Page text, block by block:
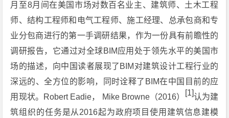
月至8月间在美国市场对数百名业主、建筑师、土木工程
师、结构工程师和电气工程师、施工经理、总承包商和专
业分包商进行的第一手调研结果，作为一份具有前瞻性的
调研报告，它通过对全球BIM应用处于领先水平的美国市
场的描述，向中国读者展现了BIM对建筑设计工程行业的
深远的、全方位的影响，同时诠释了BIM在中国目前的应
用现状。Robert Eadie， Mike Browne（2016）
[1]认为建
筑组织的任务是从2016起为政府项目使用建筑信息建模